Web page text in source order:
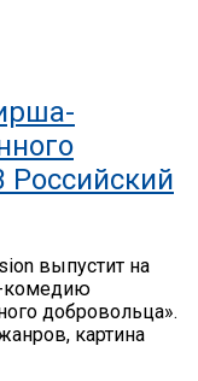
выпустит на
комедию
добровольца».
картина